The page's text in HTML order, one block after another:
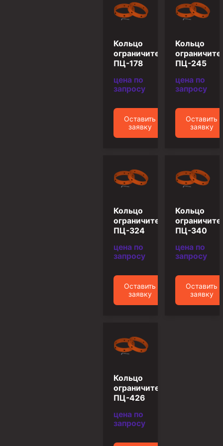
Фонтанная и запорная арматура
Противовыбросовое оборудование
Системы верхнего привода (СВП)
Кольцо
ограничительное
ПЦ-178
цена по
запросу
Оставить
заявку
Кольцо
ПЦ-245
цена по
запросу
Оставить
заявку
Кольцо
ограничительное
ПЦ-324
цена по
запросу
Оставить
заявку
Кольцо
ПЦ-340
цена по
запросу
Оставить
заявку
Кольцо
ограничительное
ПЦ-426
цена по
запросу